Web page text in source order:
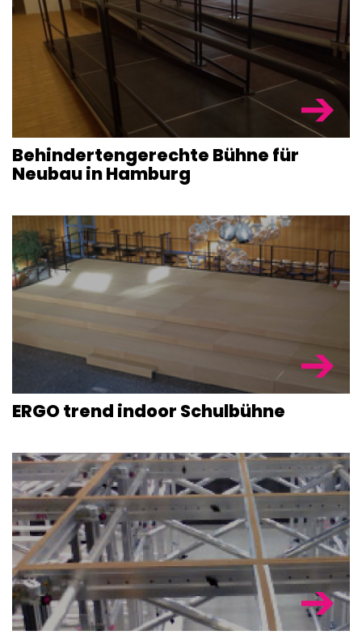
BÜHNEN &
TRIBÜNEN
&
ZUBEHÖR
Behinderten­gerechte Bühne für
Neubau in Hamburg
ERGO trend indoor Schulbühne